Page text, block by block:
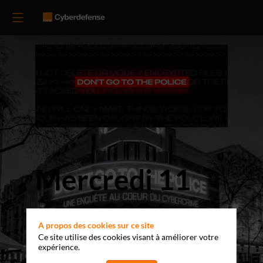
Mercredi 11
mars 2026
A propos des cookies sur ce site
Ce site utilise des cookies visant à améliorer votre
expérience.